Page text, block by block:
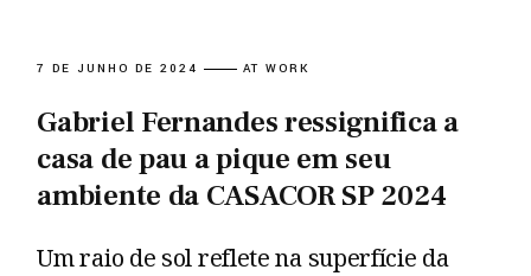
7 DE JUNHO DE 2024 AT WORK
Gabriel Fernandes ressignifica a
casa de pau a pique em seu
ambiente da CASACOR SP 2024
Um raio de sol reflete na superfície da